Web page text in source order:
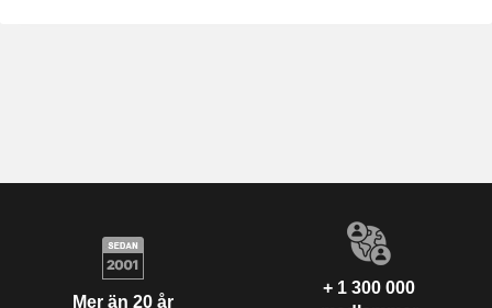
Mer än 20 år
+ 1 300 000